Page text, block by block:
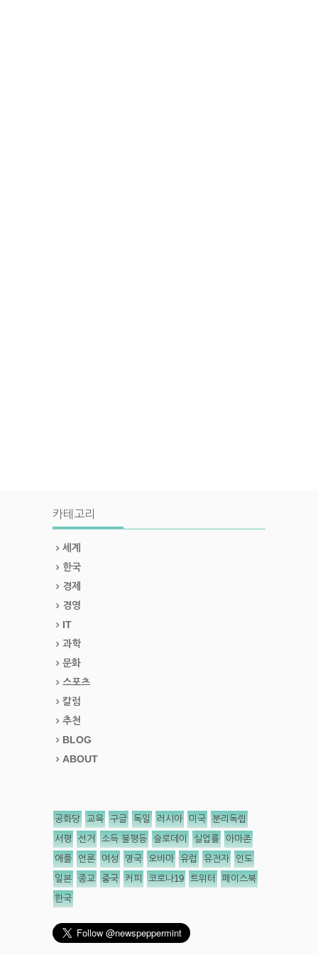
카테고리
세계
한국
경제
경영
IT
과학
문화
스포츠
칼럼
추천
BLOG
ABOUT
공화당 교육 구글 독일 러시아 미국 분리독립
서평 선거 소득 불평등 슬로데이 실업률 아마존
애플 언론 여성 영국 오바마 유럽 유전자 인도
일본 종교 중국 커피 코로나19 트위터 페이스북
한국